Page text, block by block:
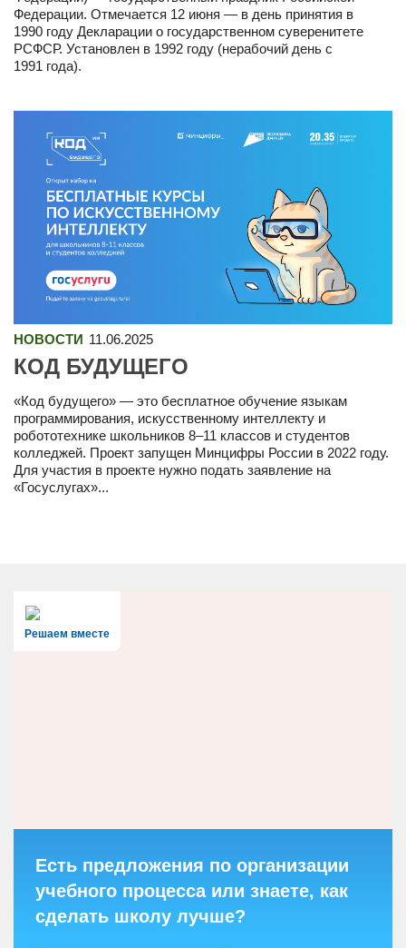
Федерации. Отмечается 12 июня — в день принятия в
1990 году Декларации о государственном суверенитете
РСФСР. Установлен в 1992 году (нерабочий день с
1991 года).
НОВОСТИ 11.06.2025
КОД БУДУЩЕГО
«Код будущего» — это бесплатное обучение языкам
программирования, искусственному интеллекту и
робототехнике школьников 8–11 классов и студентов
колледжей. Проект запущен Минцифры России в 2022 году.
Для участия в проекте нужно подать заявление на
«Госуслугах»...
Решаем вместе
Есть предложения по организации
учебного процесса или знаете, как
сделать школу лучше?